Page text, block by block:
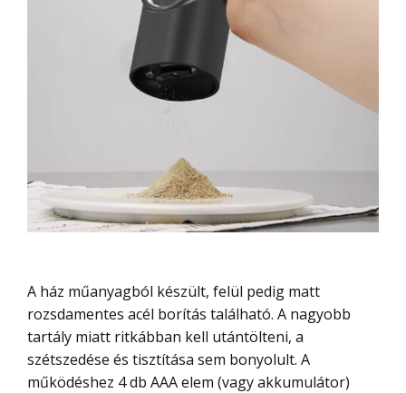
A ház műanyagból készült, felül pedig matt
rozsdamentes acél borítás található. A nagyobb
tartály miatt ritkábban kell utántölteni, a
szétszedése és tisztítása sem bonyolult. A
működéshez 4 db AAA elem (vagy akkumulátor)